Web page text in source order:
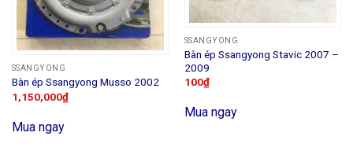
SSANGYONG
Bàn ép Ssangyong Musso 2002
1,150,000₫
Mua ngay
SSANGYONG
Bàn ép Ssangyong Stavic 2007 –
2009
100₫
Mua ngay